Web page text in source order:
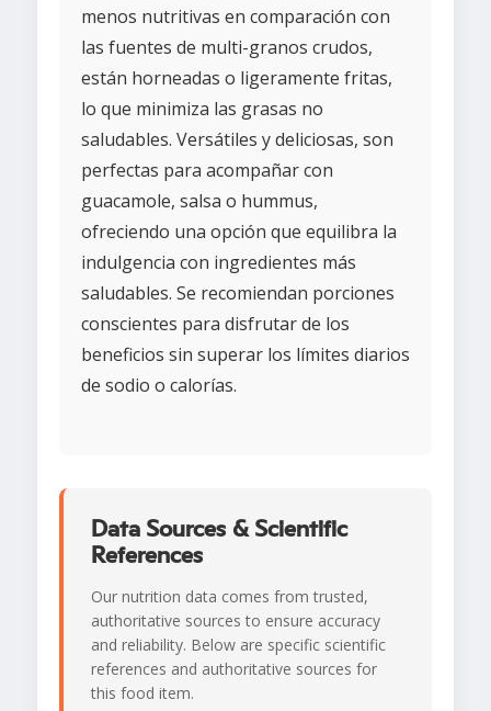
menos nutritivas en comparación con
las fuentes de multi-granos crudos,
están horneadas o ligeramente fritas,
lo que minimiza las grasas no
saludables. Versátiles y deliciosas, son
perfectas para acompañar con
guacamole, salsa o hummus,
ofreciendo una opción que equilibra la
indulgencia con ingredientes más
saludables. Se recomiendan porciones
conscientes para disfrutar de los
beneficios sin superar los límites diarios
de sodio o calorías.
Data Sources & Scientific
References
Our nutrition data comes from trusted,
authoritative sources to ensure accuracy
and reliability. Below are specific scientific
references and authoritative sources for
this food item.